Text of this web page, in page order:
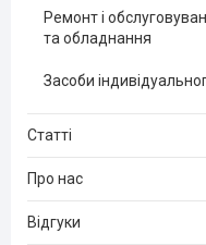
Ремонт і
та обладнання
Засоби
Статті
Про нас
Відгуки